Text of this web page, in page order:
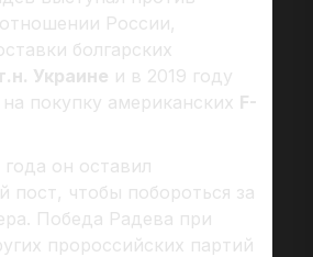
России,
болгарских
Украине и в 2019 году
покупку американских F-
он оставил
пост, чтобы побороться за
Победа Радева при
пророссийских партий